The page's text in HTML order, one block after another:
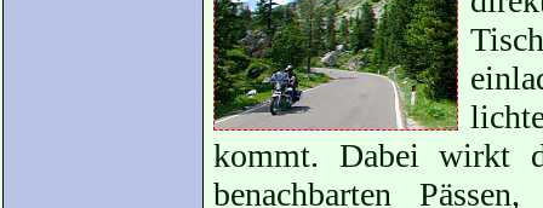
kommt. Dabei wirkt
benachbarten